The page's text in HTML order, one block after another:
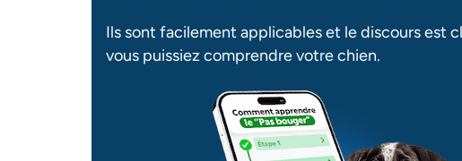
Ils sont facilement applicables et le discours est
vous puissiez comprendre votre chien.